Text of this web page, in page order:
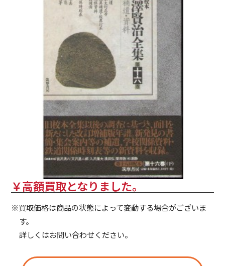
￥高額買取となりました。
※買取価格は商品の状態によって変動する場合がございま
す。
詳しくはお問い合わせください。